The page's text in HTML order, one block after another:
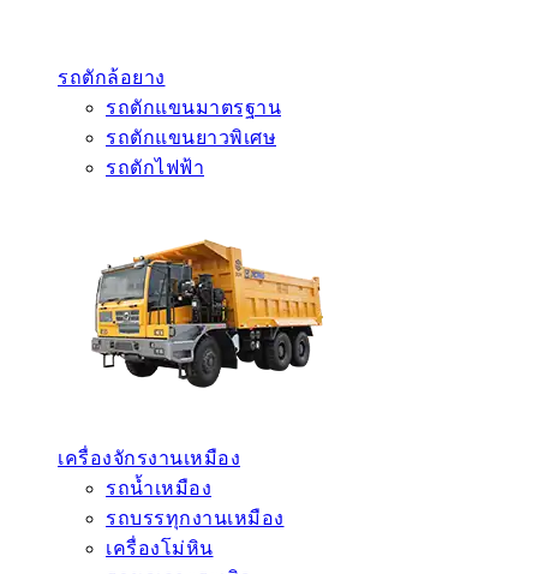
รถตักล้อยาง
รถตักแขนมาตรฐาน
รถตักแขนยาวพิเศษ
รถตักไฟฟ้า
เครื่องจักรงานเหมือง
รถน้ำเหมือง
รถบรรทุกงานเหมือง
เครื่องโม่หิน